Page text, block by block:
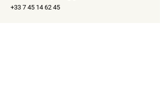
+33 7 45 14 62 45